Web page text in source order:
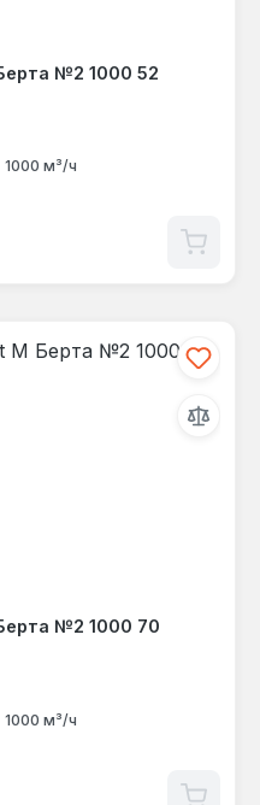
№2 1000 52
1000 м³/ч
№2 1000 70
1000 м³/ч